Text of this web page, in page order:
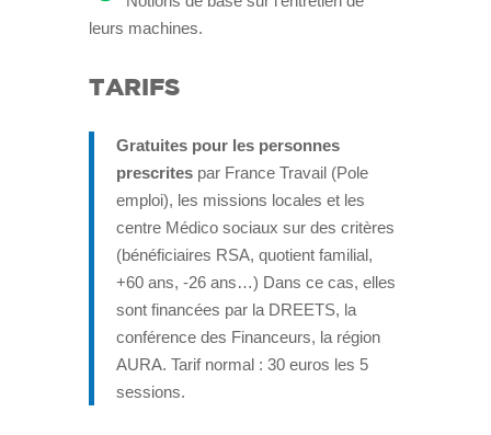
leurs machines.
TARIFS
Gratuites pour les personnes
prescritespar France Travail (Pole
emploi), les missions locales et les
centre Médico sociaux sur des critères
(bénéficiaires RSA, quotient familial,
+60 ans, -26 ans…) Dans ce cas, elles
sont financées par la DREETS, la
conférence des Financeurs, la région
AURA. Tarif normal : 30 euros les 5
sessions.